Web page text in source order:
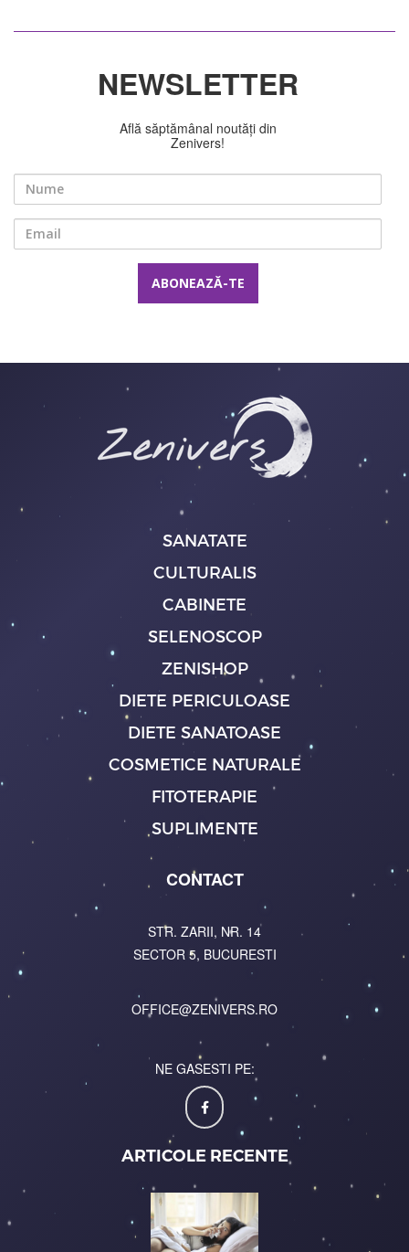
NEWSLETTER
Află săptămânal noutăți din
Zenivers!
SANATATE
CULTURALIS
CABINETE
SELENOSCOP
ZENISHOP
DIETE PERICULOASE
DIETE SANATOASE
COSMETICE NATURALE
FITOTERAPIE
SUPLIMENTE
CONTACT
STR. ZARII, NR. 14
SECTOR 5, BUCURESTI
OFFICE@ZENIVERS.RO
NE GASESTI PE:
ARTICOLE RECENTE